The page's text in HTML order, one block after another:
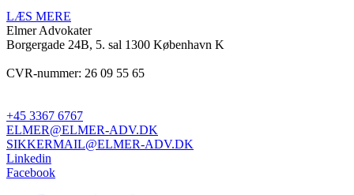
LÆS MERE
Elmer Advokater
Borgergade 24B, 5. sal 1300 København K
CVR-nummer: 26 09 55 65
+45 3367 6767
ELMER@ELMER-ADV.DK
SIKKERMAIL@ELMER-ADV.DK
Linkedin
Facebook